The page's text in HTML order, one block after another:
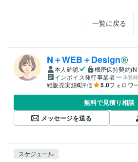
一覧に戻る
N＋WEB＋Design
本人確認
機密保持契約
インボイス発行事業者
未登録
総販売実績6評価 5.0フォロワ
無料で見積り相談
メッセージを送る
スケジュール